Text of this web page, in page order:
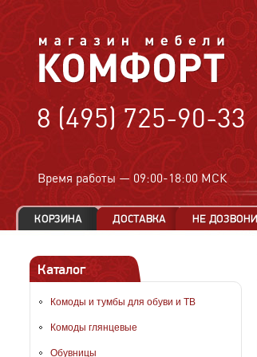
8 (495) 725-90-33
Время работы — 09:00-18:00 МСК
Каталог
Комоды и тумбы для обуви и ТВ
Комоды глянцевые
Обувницы